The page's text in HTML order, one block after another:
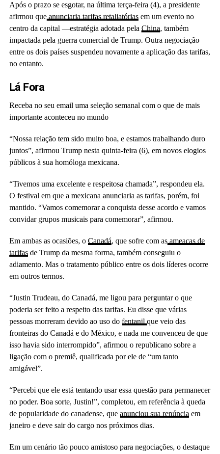
Após o prazo se esgotar, na última terça-feira (4), a presidente
afirmou queanunciaria tarifas retaliatóriasem um evento no
centro da capital —estratégia adotada pela China, também
impactada pela guerra comercial de Trump. Outra negociação
entre os dois países suspendeu novamente a aplicação das tarifas,
no entanto.
Lá Fora
Receba no seu email uma seleção semanal com o que de mais
importante aconteceu no mundo
“Nossa relação tem sido muito boa, e estamos trabalhando duro
juntos”, afirmou Trump nesta quinta-feira (6), em novos elogios
públicos à sua homóloga mexicana.
“Tivemos uma excelente e respeitosa chamada”, respondeu ela.
O festival em que a mexicana anunciaria as tarifas, porém, foi
mantido. “Vamos comemorar a conquista desse acordo e vamos
convidar grupos musicais para comemorar”, afirmou.
Em ambas as ocasiões, o Canadá, que sofre com asameaças de
tarifasde Trump da mesma forma, também conseguiu o
adiamento. Mas o tratamento público entre os dois líderes ocorre
em outros termos.
“Justin Trudeau, do Canadá, me ligou para perguntar o que
poderia ser feito a respeito das tarifas. Eu disse que várias
pessoas morreram devido ao uso do fentanilque veio das
fronteiras do Canadá e do México, e nada me convenceu de que
isso havia sido interrompido”, afirmou o republicano sobre a
ligação com o premiê, qualificada por ele de “um tanto
amigável”.
“Percebi que ele está tentando usar essa questão para permanecer
no poder. Boa sorte, Justin!”, completou, em referência à queda
de popularidade do canadense, que anunciou sua renúnciaem
janeiro e deve sair do cargo nos próximos dias.
Em um cenário tão pouco amistoso para negociações, o destaque